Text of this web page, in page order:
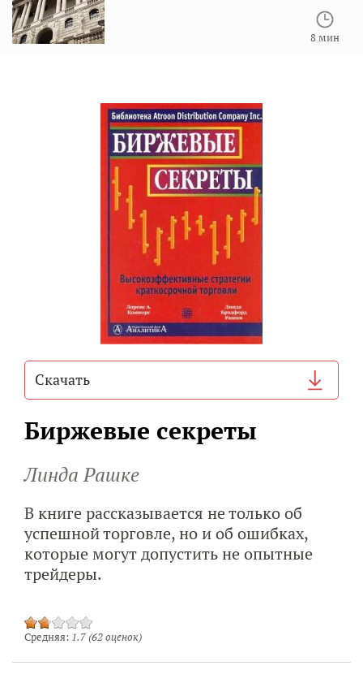
8 мин
Cкачать
Биржевые секреты
Линда Рашке
В книге рассказывается не только об
успешной торговле, но и об ошибках,
которые могут допустить не опытные
трейдеры.
Средняя: 1.7(62оценок)